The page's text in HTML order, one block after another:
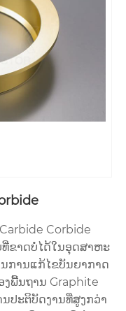
Corbide
ຂາດບໍ່ໄດ້ໃນອຸດສາຫະ
ການແກ້ໄຂບັນຍາກາດ
ງພື້ນຖານ Graphite
ປະຕິບັດງານທີ່ສູງກວ່າ